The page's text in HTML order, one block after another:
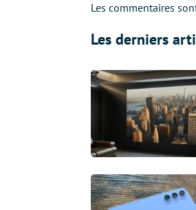
Les commentaires
Les derniers